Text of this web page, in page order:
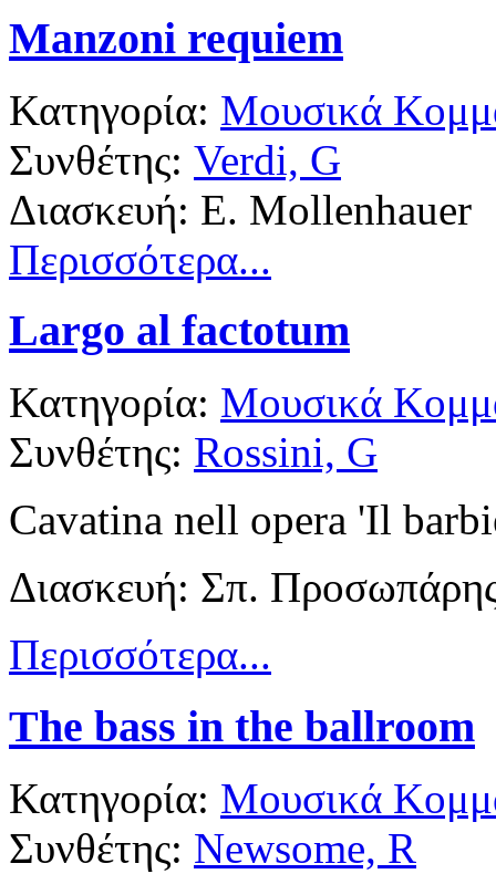
Manzoni requiem
Κατηγορία: Μουσικά
Συνθέτης: Verdi, G
Διασκευή: E. Mollenhauer
Περισσότερα...
Largo al factotum
Κατηγορία: Μουσικά
Συνθέτης: Rossini, G
Cavatina nell opera 'Il
Διασκευή: Σπ.
Περισσότερα...
The bass in the ballroom
Κατηγορία: Μουσικά
Συνθέτης: Newsome, R